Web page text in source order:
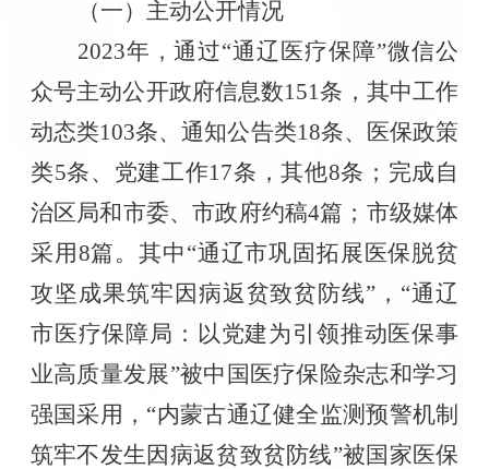
（一）主动公开情况
2023年，通过“通辽医疗保障”微信公
众号主动公开政府信息数151条，其中工作
动态类103条、通知公告类18条、医保政策
类5条、党建工作17条，其他8条；完成自
治区局和市委、市政府约稿4篇；市级媒体
采用8篇。其中“通辽市巩固拓展医保脱贫
攻坚成果筑牢因病返贫致贫防线” ， “通辽
市医疗保障局：以党建为引领推动医保事
业高质量发展”被中国医疗保险杂志和学习
强国采用， “内蒙古通辽健全监测预警机制
筑牢不发生因病返贫致贫防线”被国家医保